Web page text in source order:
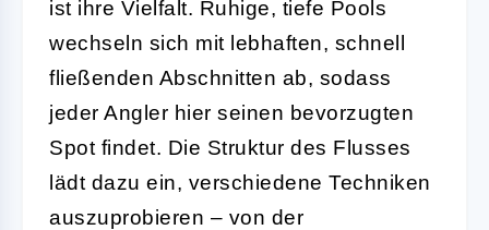
ist ihre Vielfalt. Ruhige, tiefe Pools
wechseln sich mit lebhaften, schnell
fließenden Abschnitten ab, sodass
jeder Angler hier seinen bevorzugten
Spot findet. Die Struktur des Flusses
lädt dazu ein, verschiedene Techniken
auszuprobieren – von der